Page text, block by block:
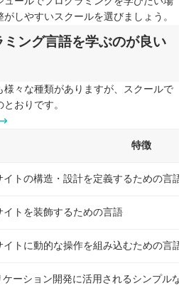
しやすいスクールを選びましょう。
ミング言語を学ぶのが良い
様々な種類がありますが、スクールで
おりです。
特徴
イトの構造・設計を定義するための言語
イトを装飾するための言語
イトに動的な操作を組み込むための言語
ケーション開発に活用されるシンプルな言